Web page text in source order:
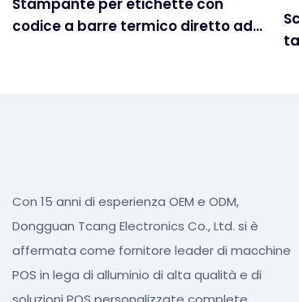
Stampante per etichette con
codice a barre termico diretto ad
Con 15 anni di esperienza OEM e ODM,
Dongguan Tcang Electronics Co., Ltd. si è
affermata come fornitore leader di macchine
POS in lega di alluminio di alta qualità e di